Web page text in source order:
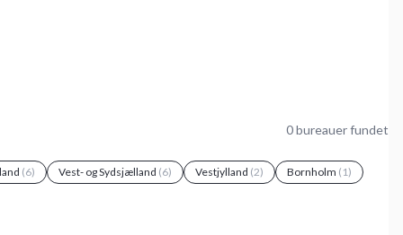
0 bureauer fundet
(6) Vest- og Sydsjælland (6) Vestjylland (2) Bornholm (1)